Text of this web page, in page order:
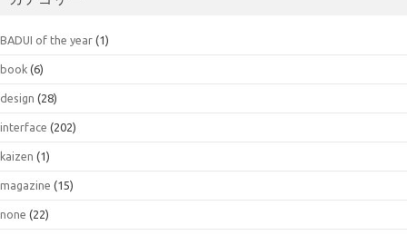
BADUI of the year (1)
book (6)
design (28)
interface (202)
kaizen (1)
magazine (15)
none (22)